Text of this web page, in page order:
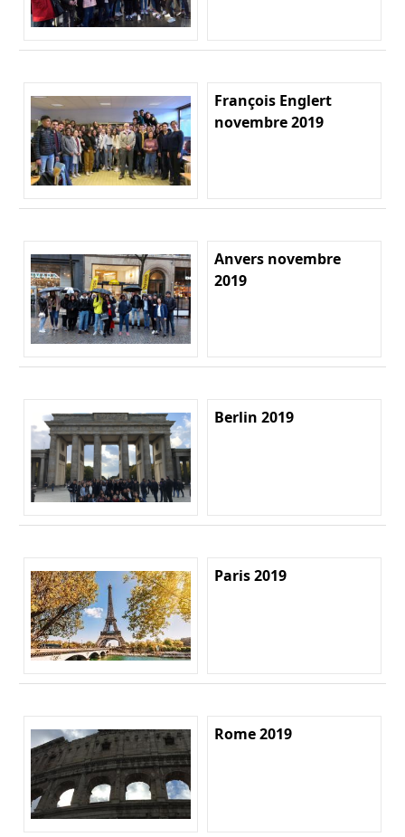
François Englert
novembre 2019
Anvers novembre
2019
Berlin 2019
Paris 2019
Rome 2019